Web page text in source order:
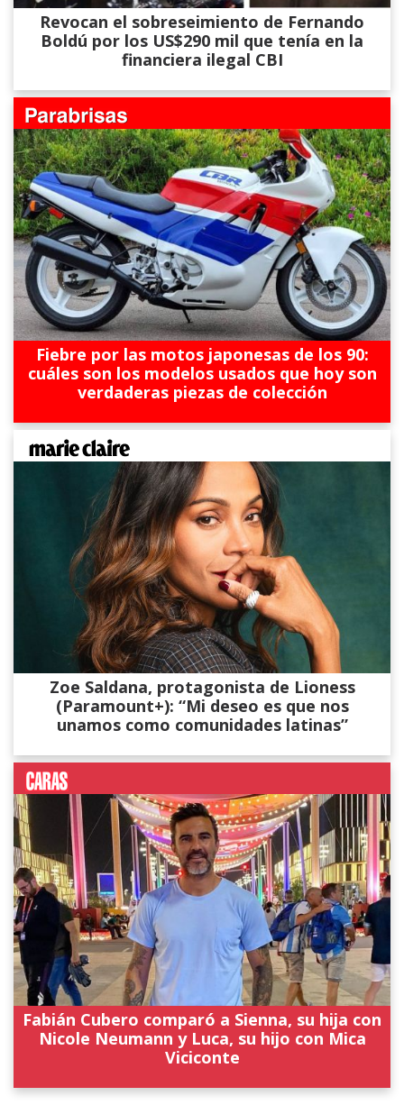
Revocan el sobreseimiento de Fernando
Boldú por los US$290 mil que tenía en la
financiera ilegal CBI
Fiebre por las motos japonesas de los 90:
cuáles son los modelos usados que hoy son
verdaderas piezas de colección
Zoe Saldana, protagonista de Lioness
(Paramount+): “Mi deseo es que nos
unamos como comunidades latinas”
Fabián Cubero comparó a Sienna, su hija con
Nicole Neumann y Luca, su hijo con Mica
Viciconte